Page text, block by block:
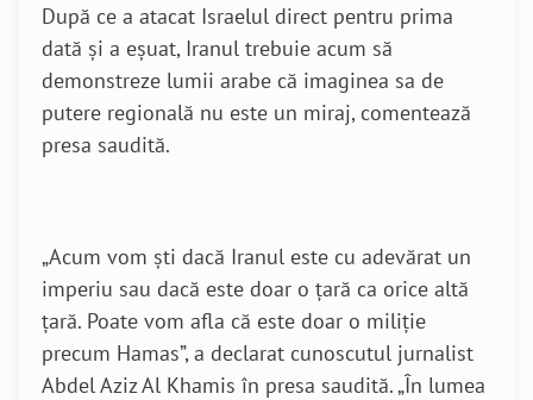
După ce a atacat Israelul direct pentru prima
dată și a eșuat, Iranul trebuie acum să
demonstreze lumii arabe că imaginea sa de
putere regională nu este un miraj, comentează
presa saudită.
„Acum vom ști dacă Iranul este cu adevărat un
imperiu sau dacă este doar o țară ca orice altă
țară. Poate vom afla că este doar o miliție
precum Hamas”, a declarat cunoscutul jurnalist
Abdel Aziz Al Khamis în presa saudită. „În lumea